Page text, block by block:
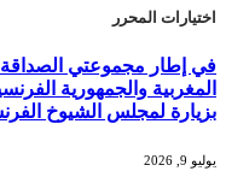
اختيارات المحرر
في إطار مجموعتي الصداقة
المغربية والجمهورية
بزيارة لمجلس الشيوخ
يوليو 9, 2026